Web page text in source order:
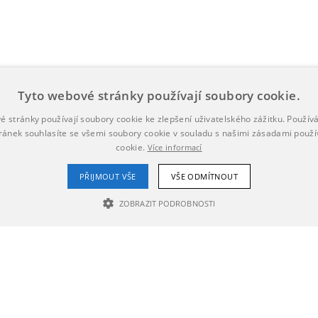
Tyto webové stránky používají soubory cookie.
stránky používají soubory cookie ke zlepšení uživatelského zážitku.
souhlasíte se všemi soubory cookie v souladu s našimi zásadami
cookie. Více informací
PŘIJMOUT VŠE VŠE ODMÍTNOUT
ZOBRAZIT PODROBNOSTI